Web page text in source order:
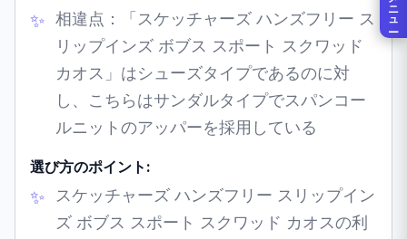
相違点：「スケッチャーズ ハンズフリー ス
リップインズ ボブス スポート スクワッド
カオス」はシューズタイプであるのに対
し、こちらはサンダルタイプでスパンコー
ルニットのアッパーを採用している
選び方のポイント:
スケッチャーズ ハンズフリー スリップイン
ズ ボブス スポート スクワッド カオスの利